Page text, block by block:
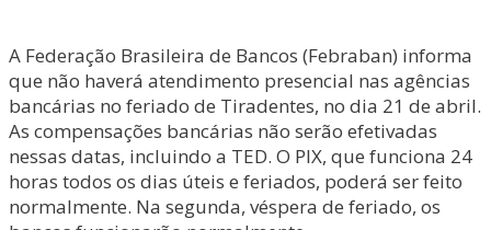
A Federação Brasileira de Bancos (Febraban) informa
que não haverá atendimento presencial nas agências
bancárias no feriado de Tiradentes, no dia 21 de abril.
As compensações bancárias não serão efetivadas
nessas datas, incluindo a TED. O PIX, que funciona 24
horas todos os dias úteis e feriados, poderá ser feito
normalmente. Na segunda, véspera de feriado, os